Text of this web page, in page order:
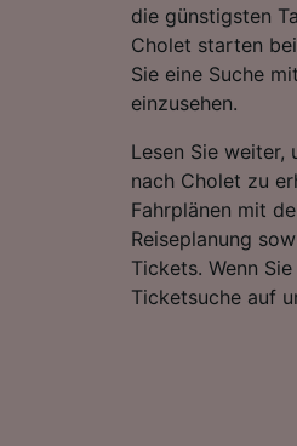
die günstigsten
Cholet starten
Sie eine Suche
einzusehen.
Lesen Sie
nach Cholet zu
Fahrplänen mit
Reiseplanung
Tickets. Wenn
Ticketsuche auf